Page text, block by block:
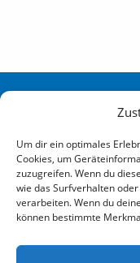
Um dir ein optimales
Cookies, um
zuzugreifen. Wenn du
wie das Surfverhalten
verarbeiten. Wenn du
können bestimmte
Sportverein
Redingskamp 25
040 / 570 007-0
info@sve-